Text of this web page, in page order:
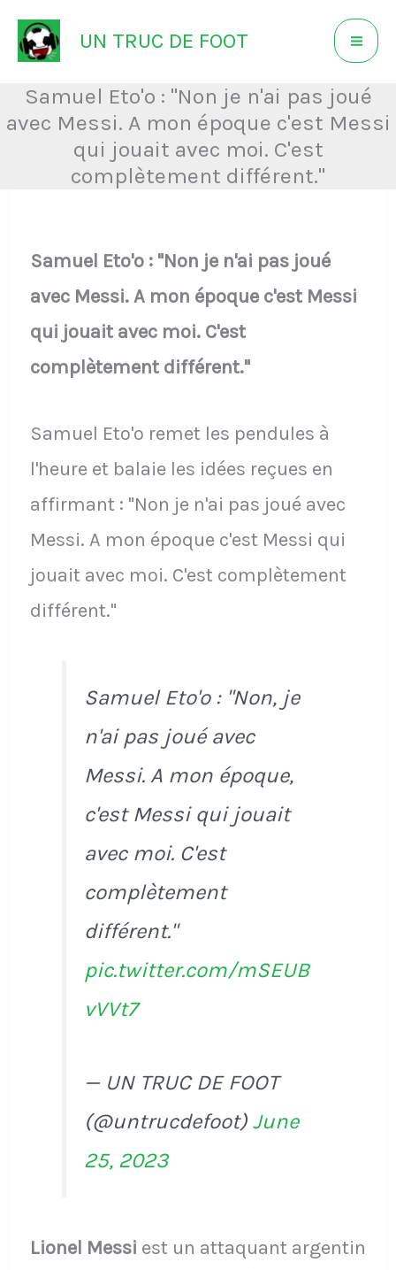
Aller
au
contenu
UN TRUC DE FOOT
Samuel Eto'o : "Non je n'ai pas joué
avec Messi. A mon époque c'est Messi
qui jouait avec moi. C'est
complètement différent."
Samuel Eto'o : "Non je n'ai pas joué
avec Messi. A mon époque c'est Messi
qui jouait avec moi. C'est
complètement différent."
Samuel Eto'o remet les pendules à
l'heure et balaie les idées reçues en
affirmant : "Non je n'ai pas joué avec
Messi. A mon époque c'est Messi qui
jouait avec moi. C'est complètement
différent."
Samuel Eto'o : "Non, je
n'ai pas joué avec
Messi. A mon époque,
c'est Messi qui jouait
avec moi. C'est
complètement
différent."
pic.twitter.com/mSEUB
vVVt7
— UN TRUC DE FOOT
(@untrucdefoot)June
25, 2023
Lionel Messi est un attaquant argentin